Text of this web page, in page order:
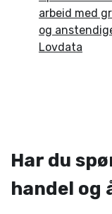
arbeid med
og
Lovdata
Har du
handel og